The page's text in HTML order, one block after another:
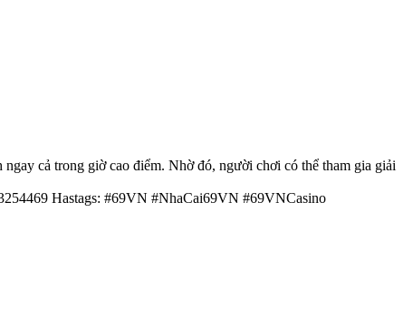
cả trong giờ cao điểm. Nhờ đó, người chơi có thể tham gia giải
Hastags: #69VN #NhaCai69VN #69VNCasino